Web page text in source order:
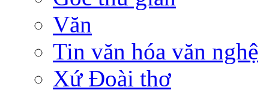
Văn
Tin văn hóa văn nghệ
Xứ Đoài thơ